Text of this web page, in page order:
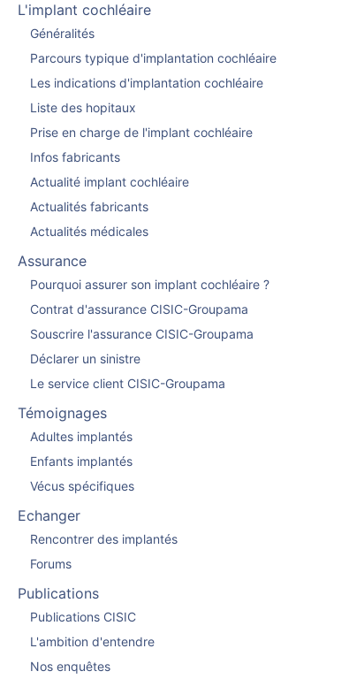
L'implant cochléaire
Généralités
Parcours typique d'implantation cochléaire
Les indications d'implantation cochléaire
Liste des hopitaux
Prise en charge de l'implant cochléaire
Infos fabricants
Actualité implant cochléaire
Actualités fabricants
Actualités médicales
Assurance
Pourquoi assurer son implant cochléaire ?
Contrat d'assurance CISIC-Groupama
Souscrire l'assurance CISIC-Groupama
Déclarer un sinistre
Le service client CISIC-Groupama
Témoignages
Adultes implantés
Enfants implantés
Vécus spécifiques
Echanger
Rencontrer des implantés
Forums
Publications
Publications CISIC
L'ambition d'entendre
Nos enquêtes